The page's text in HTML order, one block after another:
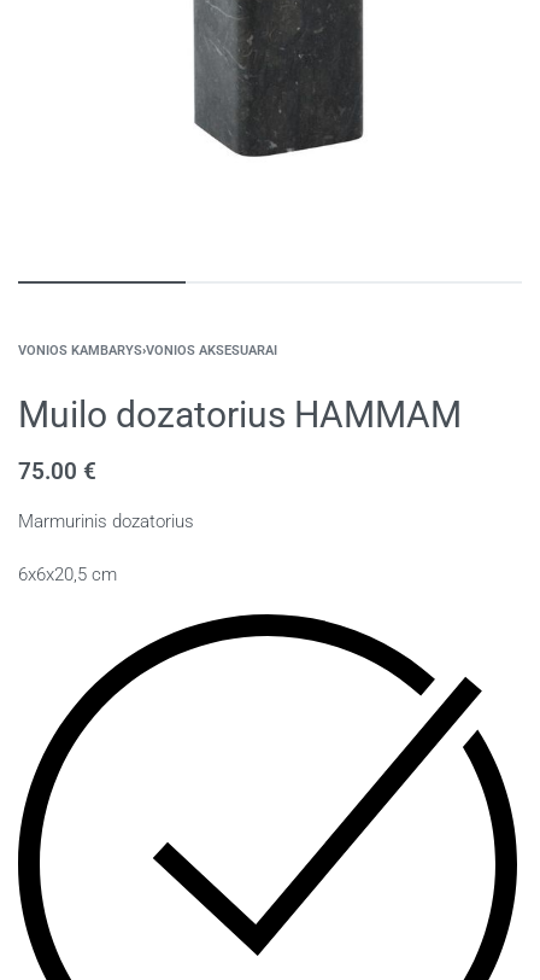
VONIOS KAMBARYS›VONIOS AKSESUARAI
Muilo dozatorius HAMMAM
75.00 €
Marmurinis dozatorius
6x6x20,5 cm